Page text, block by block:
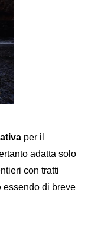
per il
adatta solo
con tratti
essendo di breve